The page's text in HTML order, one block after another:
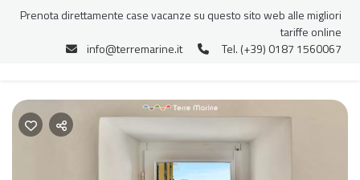
Prenota direttamente case vacanze su questo sito web alle migliori
tariffe online
info@terremarine.it
Tel. (+39) 0187 1560067